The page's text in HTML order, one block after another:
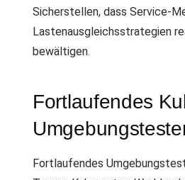
Sicherstellen, dass Service-
Lastenausgleichsstrategien
bewältigen.
Fortlaufendes
Fortlaufendes